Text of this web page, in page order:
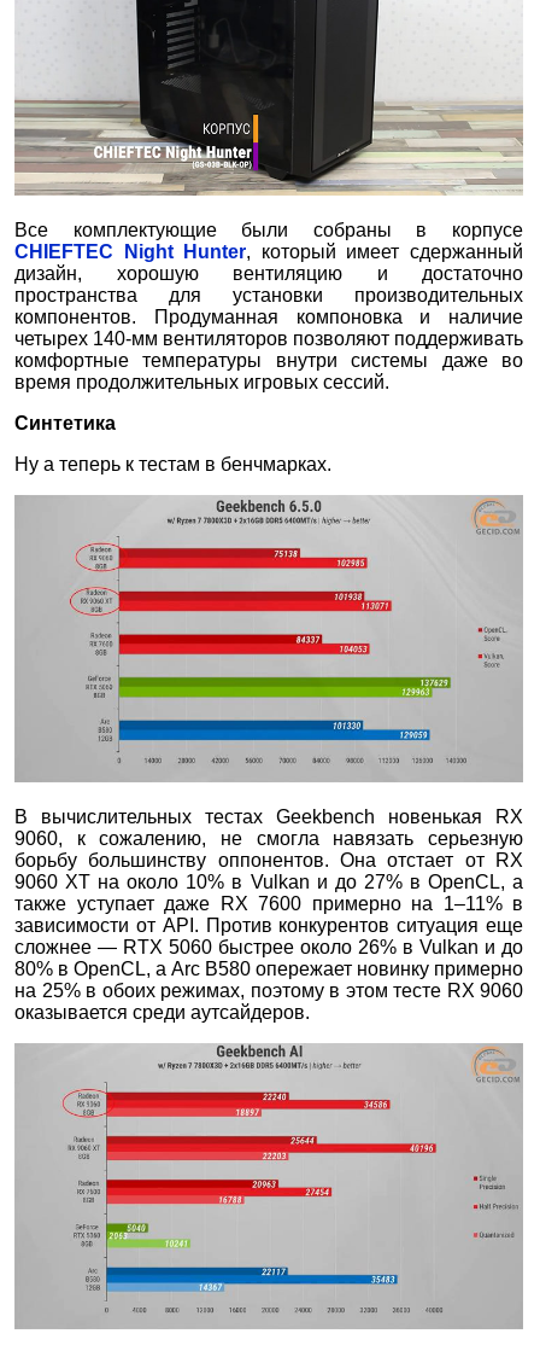
Все комплектующие были собраны в корпусе
CHIEFTEC Night Hunter, который имеет сдержанный
дизайн, хорошую вентиляцию и достаточно
пространства для установки производительных
компонентов. Продуманная компоновка и наличие
четырех 140-мм вентиляторов позволяют поддерживать
комфортные температуры внутри системы даже во
время продолжительных игровых сессий.
Синтетика
Ну а теперь к тестам в бенчмарках.
В вычислительных тестах Geekbench новенькая RX
9060, к сожалению, не смогла навязать серьезную
борьбу большинству оппонентов. Она отстает от RX
9060 XT на около 10% в Vulkan и до 27% в OpenCL, а
также уступает даже RX 7600 примерно на 1–11% в
зависимости от API. Против конкурентов ситуация еще
сложнее — RTX 5060 быстрее около 26% в Vulkan и до
80% в OpenCL, а Arc B580 опережает новинку примерно
на 25% в обоих режимах, поэтому в этом тесте RX 9060
оказывается среди аутсайдеров.